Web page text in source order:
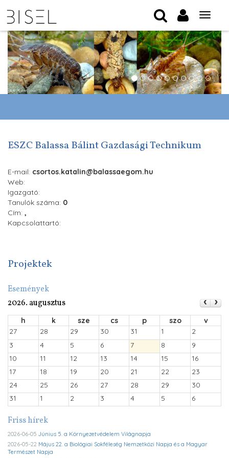
ESZC Balassa Bálint Gazdasági Technikum
E-mail: csortos.katalin@balassaegom.hu
Web:
Igazgató:
Tanulók száma: 0
Cím: ,
Kapcsolattartó:
Projektek
Események
2026. augusztus
h k sze cs p szo
v
27
28 29 30 31 1
2
3
4 5 6 7 8
9
10
11 12 13 14 15
16
17
18 19 20 21 22
23
24
25 26 27 28 29
30
31
1 2 3 4 5 6
Friss hírek
2026-06-05 Június 5. a Környezetvédelem Világnapja
2026-05-22 Május 22. a Biológiai Sokféleség Nemzetközi Napja és a Magyar
Természet Napja